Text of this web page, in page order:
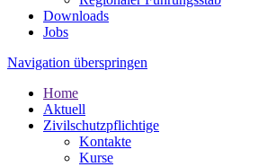
Downloads
Jobs
Navigation überspringen
Home
Aktuell
Zivilschutzpflichtige
Kontakte
Kurse